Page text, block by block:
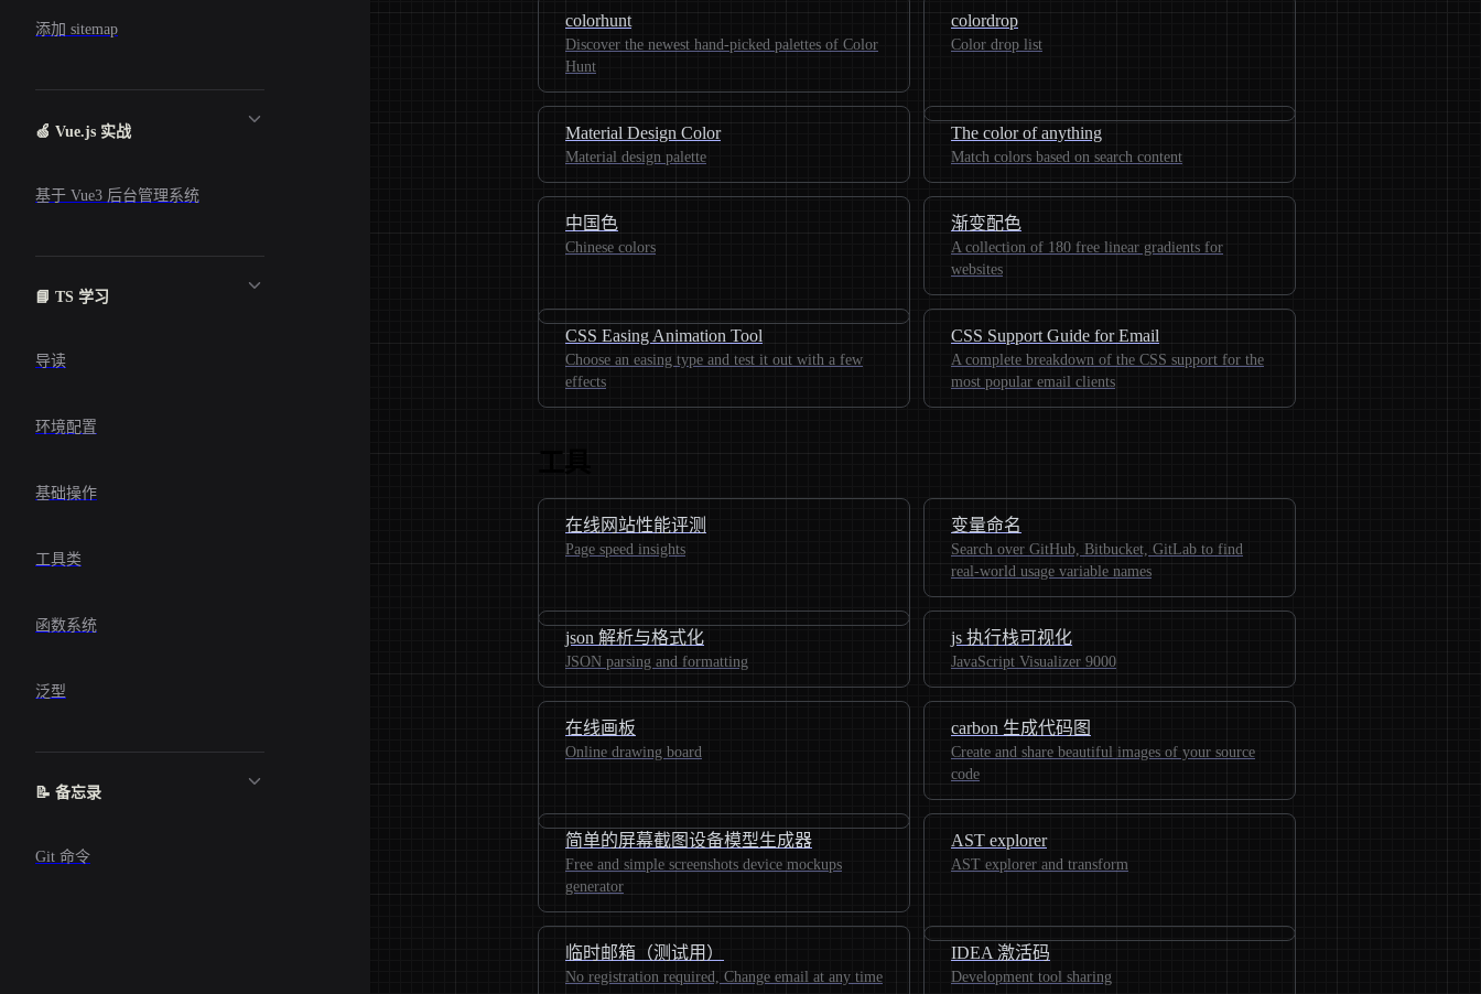
添加 sitemap
🍏 Vue.js 实战
基于 Vue3 后台管理系统
📘 TS 学习
导读
环境配置
基础操作
工具类
函数系统
泛型
📝 备忘录
Git 命令
colorhunt
Discover the newest hand-picked palettes of Color
Hunt
colordrop
Color drop list
Material Design Color
Material design palette
The color of anything
Match colors based on search content
中国色
Chinese colors
渐变配色
A collection of 180 free linear gradients for
websites
CSS Easing Animation Tool
Choose an easing type and test it out with a few
effects
CSS Support Guide for Email
A complete breakdown of the CSS support for the
most popular email clients
工具
在线网站性能评测
Page speed insights
变量命名
Search over GitHub, Bitbucket, GitLab to find
real-world usage variable names
json 解析与格式化
JSON parsing and formatting
js 执行栈可视化
JavaScript Visualizer 9000
在线画板
Online drawing board
carbon 生成代码图
Create and share beautiful images of your source
code
简单的屏幕截图设备模型生成器
Free and simple screenshots device mockups
generator
AST explorer
AST explorer and transform
临时邮箱（测试用）
No registration required, Change email at any time
IDEA 激活码
Development tool sharing